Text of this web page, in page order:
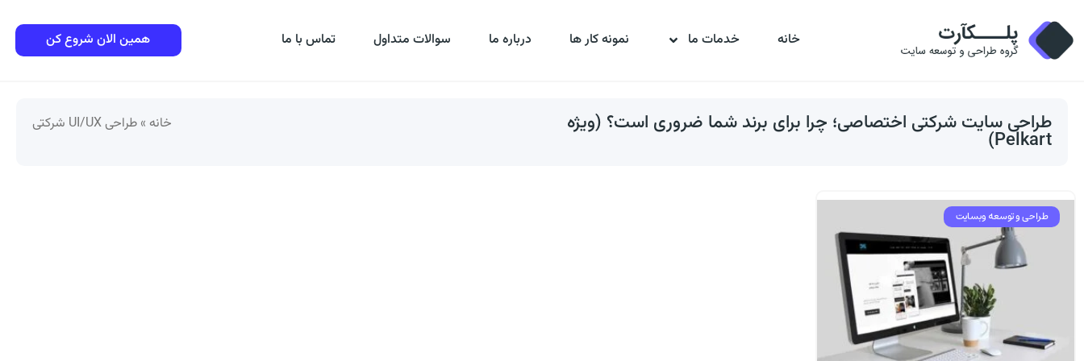
خانه خدمات ما نمونه کار ها درباره ما سوالات متداول تماس با ما همین الان شروع کن
طراحی سایت شرکتی اختصاصی؛ چرا برای برند شما ضروری است؟ (ویژه
Pelkart)
خانه » طراحی UI/UX شرکتی
طراحی و توسعه وبسایت